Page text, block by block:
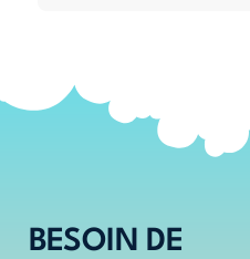
BESOIN DE